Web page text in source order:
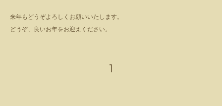
来年もどうぞよろしくお願いいたします。
どうぞ、良いお年をお迎えください。
1